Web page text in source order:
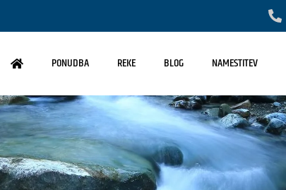
PONUDBA REKE BLOG NAMESTITEV